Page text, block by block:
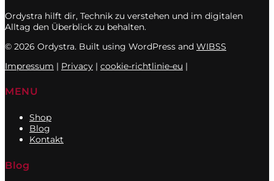
Ordystra hilft dir, Technik zu verstehen und im digitalen
Alltag den Überblick zu behalten.
© 2026 Ordystra. Built using WordPress and WIBSS
Impressum | Privacy | cookie-richtlinie-eu |
MENU
Shop
Blog
Kontakt
Blog